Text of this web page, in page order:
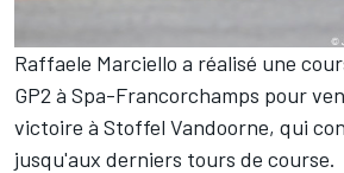
Raffaele Marciello a réalisé une
GP2 à Spa-Francorchamps pour
victoire à Stoffel Vandoorne, qui
jusqu'aux derniers tours de course.